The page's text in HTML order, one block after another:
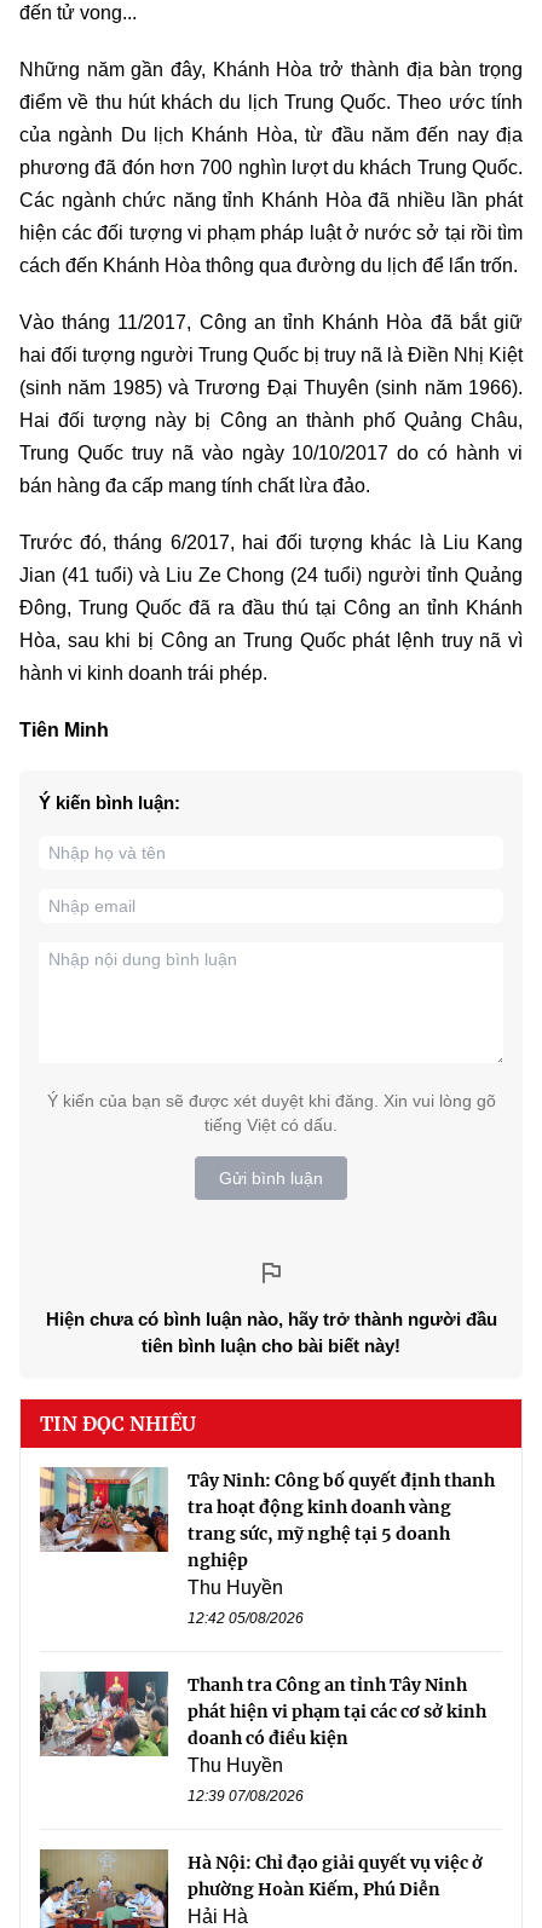
đến tử vong...
Những năm gần đây, Khánh Hòa trở thành địa bàn trọng
điểm về thu hút khách du lịch Trung Quốc. Theo ước tính
của ngành Du lịch Khánh Hòa, từ đầu năm đến nay địa
phương đã đón hơn 700 nghìn lượt du khách Trung Quốc.
Các ngành chức năng tỉnh Khánh Hòa đã nhiều lần phát
hiện các đối tượng vi phạm pháp luật ở nước sở tại rồi tìm
cách đến Khánh Hòa thông qua đường du lịch để lẩn trốn.
Vào tháng 11/2017, Công an tỉnh Khánh Hòa đã bắt giữ
hai đối tượng người Trung Quốc bị truy nã là Điền Nhị Kiệt
(sinh năm 1985) và Trương Đại Thuyên (sinh năm 1966).
Hai đối tượng này bị Công an thành phố Quảng Châu,
Trung Quốc truy nã vào ngày 10/10/2017 do có hành vi
bán hàng đa cấp mang tính chất lừa đảo.
Trước đó, tháng 6/2017, hai đối tượng khác là Liu Kang
Jian (41 tuổi) và Liu Ze Chong (24 tuổi) người tỉnh Quảng
Đông, Trung Quốc đã ra đầu thú tại Công an tỉnh Khánh
Hòa, sau khi bị Công an Trung Quốc phát lệnh truy nã vì
hành vi kinh doanh trái phép.
Tiên Minh
Ý kiến bình luận:
Ý kiến của bạn sẽ được xét duyệt khi đăng. Xin vui lòng gõ
tiếng Việt có dấu.
Gửi bình luận
Hiện chưa có bình luận nào, hãy trở thành người đầu
tiên bình luận cho bài biết này!
TIN ĐỌC NHIỀU
Tây Ninh: Công bố quyết định thanh
tra hoạt động kinh doanh vàng
trang sức, mỹ nghệ tại 5 doanh
nghiệp
Thu Huyền
12:42 05/08/2026
Thanh tra Công an tỉnh Tây Ninh
phát hiện vi phạm tại các cơ sở kinh
doanh có điều kiện
Thu Huyền
12:39 07/08/2026
Hà Nội: Chỉ đạo giải quyết vụ việc ở
phường Hoàn Kiếm, Phú Diễn
Hải Hà